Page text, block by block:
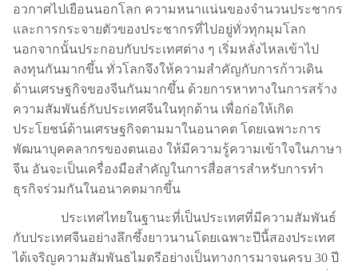
อวกาศไปเยือนนอกโลก ความหนาแน่นของจำนวนประชากร
และการกระจายตัวของประชากรที่ไปอยู่ทั่วทุกมุมโลก
นอกจากนั้นประกอบกับประเทศต่าง ๆ เริ่มหลั่งไหลเข้าไป
ลงทุนกันมากขึ้น ทั่วโลกจึงให้ความสำคัญกับการก้าวเดิน
ด้านเศรษฐกิจของจีนกันมากขึ้น ด้วยการหาทางในการสร้าง
ความสัมพันธ์กับประเทศจีนในทุกด้าน เพื่อก่อให้เกิด
ประโยชน์ด้านเศรษฐกิจตามมาในอนาคต โดยเฉพาะการ
พัฒนาบุคคลากรของตนเอง ให้มีความรู้ความเข้าใจในภาษา
จีน อันจะเป็นเครื่องมือสำคัญในการสื่อสารสำหรับการทำ
ธุรกิจร่วมกันในอนาคตมากขึ้น
ประเทศไทยในฐานะที่เป็นประเทศที่มีความสัมพันธ์
กับประเทศจีนอย่างลึกซึ้งยาวนานโดยเฉพาะปีนี้สองประเทศ
ได้เจริญความสัมพันธไมตรีอย่างเป็นทางการมาจนครบ 30 ปี